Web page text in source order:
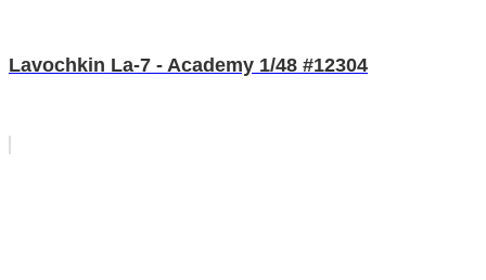
Lavochkin La-7 - Academy 1/48 #12304